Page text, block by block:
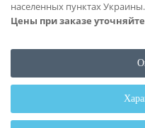
населенных пунктах Украины.
Цены при заказе